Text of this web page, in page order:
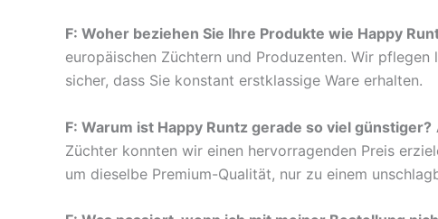
F: Woher beziehen Sie Ihre Produkte wie Happy
europäischen Züchtern und Produzenten. Wir
sicher, dass Sie konstant erstklassige Ware erhalten.
F: Warum ist Happy Runtz gerade so viel günstiger?
Züchter konnten wir einen hervorragenden Preis
um dieselbe Premium-Qualität, nur zu einem